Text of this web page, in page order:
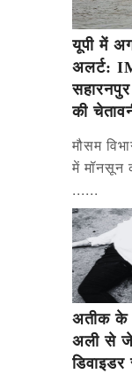
यूपी में
अलर्ट:
की
मौसम
में मॉनसून
......
अतीक के
अली से